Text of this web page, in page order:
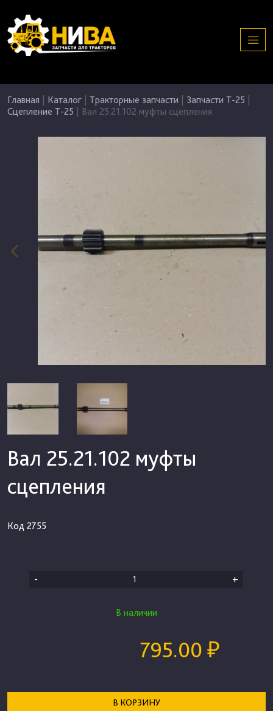
Главная Каталог Тракторные запчасти Запчасти Т-25
Сцепление Т-25
Вал 25.21.102 муфты сцепления
Вал 25.21.102 муфты
сцепления
Код 2755
- +
В наличии
795.00 ₽
В КОРЗИНУ